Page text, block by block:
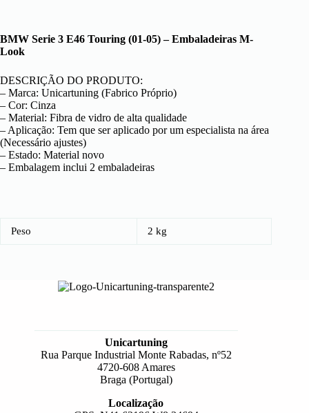
BMW Serie 3 E46 Touring (01-05) – Embaladeiras M-
Look
DESCRIÇÃO DO PRODUTO:
– Marca: Unicartuning (Fabrico Próprio)
– Cor: Cinza
– Material: Fibra de vidro de alta qualidade
– Aplicação: Tem que ser aplicado por um especialista na área
(Necessário ajustes)
– Estado: Material novo
– Embalagem inclui 2 embaladeiras
Peso 2 kg
Unicartuning
Rua Parque Industrial Monte Rabadas, nº52
4720-608 Amares
Braga (Portugal)
Localização